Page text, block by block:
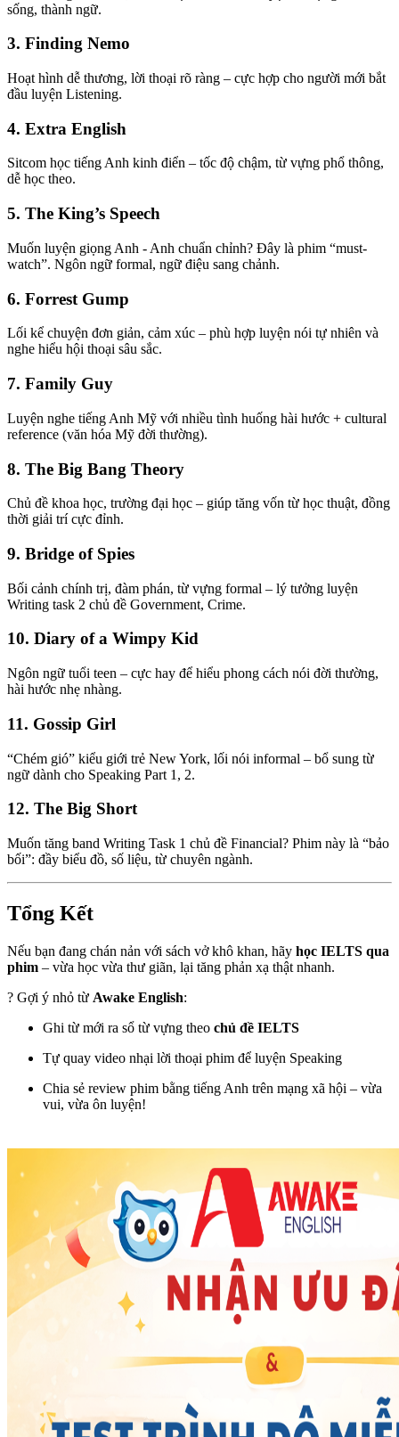
sống, thành ngữ.
3. Finding Nemo
Hoạt hình dễ thương, lời thoại rõ ràng – cực hợp cho người mới bắt
đầu luyện Listening.
4. Extra English
Sitcom học tiếng Anh kinh điển – tốc độ chậm, từ vựng phổ thông,
dễ học theo.
5. The King’s Speech
Muốn luyện giọng Anh - Anh chuẩn chỉnh? Đây là phim “must-
watch”. Ngôn ngữ formal, ngữ điệu sang chảnh.
6. Forrest Gump
Lối kể chuyện đơn giản, cảm xúc – phù hợp luyện nói tự nhiên và
nghe hiểu hội thoại sâu sắc.
7. Family Guy
Luyện nghe tiếng Anh Mỹ với nhiều tình huống hài hước + cultural
reference (văn hóa Mỹ đời thường).
8. The Big Bang Theory
Chủ đề khoa học, trường đại học – giúp tăng vốn từ học thuật, đồng
thời giải trí cực đỉnh.
9. Bridge of Spies
Bối cảnh chính trị, đàm phán, từ vựng formal – lý tưởng luyện
Writing task 2 chủ đề Government, Crime.
10. Diary of a Wimpy Kid
Ngôn ngữ tuổi teen – cực hay để hiểu phong cách nói đời thường,
hài hước nhẹ nhàng.
11. Gossip Girl
“Chém gió” kiểu giới trẻ New York, lối nói informal – bổ sung từ
ngữ dành cho Speaking Part 1, 2.
12. The Big Short
Muốn tăng band Writing Task 1 chủ đề Financial? Phim này là “bảo
bối”: đầy biểu đồ, số liệu, từ chuyên ngành.
Tổng Kết
Nếu bạn đang chán nản với sách vở khô khan, hãy học IELTS qua
phim – vừa học vừa thư giãn, lại tăng phản xạ thật nhanh.
? Gợi ý nhỏ từ Awake English:
Ghi từ mới ra sổ từ vựng theo chủ đề IELTS
Tự quay video nhại lời thoại phim để luyện Speaking
Chia sẻ review phim bằng tiếng Anh trên mạng xã hội – vừa
vui, vừa ôn luyện!